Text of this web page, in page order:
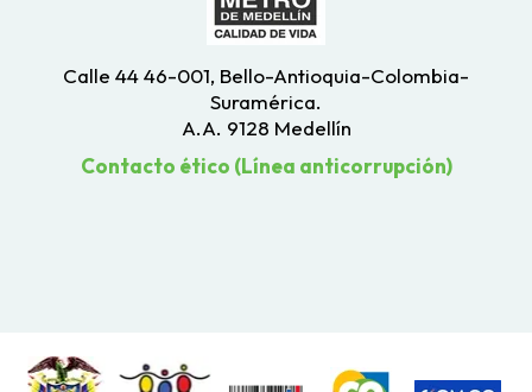
Calle 44 46-001, Bello-Antioquia-Colombia-
Suramérica.
A.A. 9128 Medellín
Contacto ético (Línea anticorrupción)